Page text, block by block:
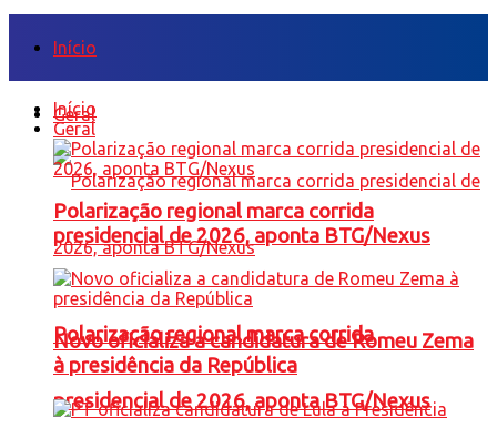
Início
Geral
Polarização regional marca corrida
presidencial de 2026, aponta BTG/Nexus
Início
Geral
Polarização regional marca corrida
presidencial de 2026, aponta BTG/Nexus
Novo oficializa a candidatura de Romeu Zema
à presidência da República